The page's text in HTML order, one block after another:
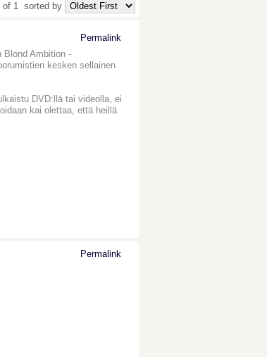
of 1 sorted by
Permalink
Blond Ambition -
kesken sellainen
DVD:llä tai videolla, ei
kai olettaa, että heillä
Permalink